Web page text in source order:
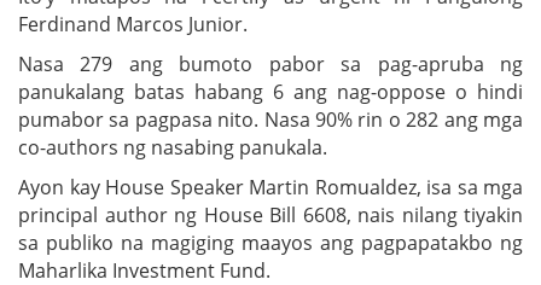
Ferdinand Marcos Junior.
Nasa 279 ang bumoto pabor sa pag-apruba ng
panukalang batas habang 6 ang nag-oppose o hindi
pumabor sa pagpasa nito. Nasa 90% rin o 282 ang mga
co-authors ng nasabing panukala.
Ayon kay House Speaker Martin Romualdez, isa sa mga
principal author ng House Bill 6608, nais nilang tiyakin
sa publiko na magiging maayos ang pagpapatakbo ng
Maharlika Investment Fund.